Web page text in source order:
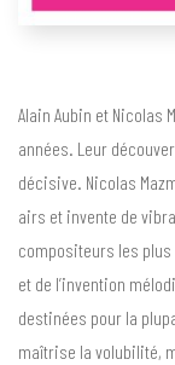
Alain Aubin et Nicolas
années. Leur
décisive. Nicolas
airs et invente de
compositeurs les plus
et de l’invention
destinées pour la
maîtrise la volubilité,